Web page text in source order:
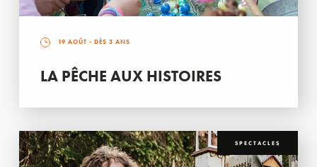
19 AOÛT - DÈS 3 ANS
LA PÊCHE AUX HISTOIRES
SPECTACLES